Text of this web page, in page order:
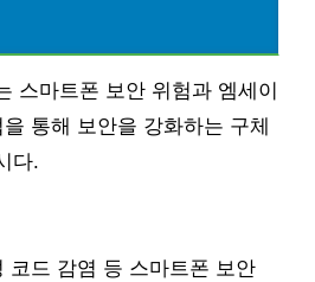
스마트폰 보안 위험과 엠세이
통해 보안을 강화하는 구체
다.
코드 감염 등 스마트폰 보안